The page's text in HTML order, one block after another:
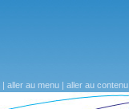
| aller au menu | aller au contenu